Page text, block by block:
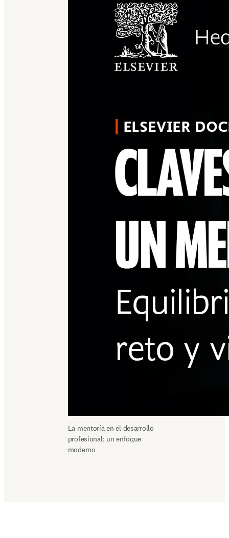
La mentoría en el desarrollo
profesional: un enfoque
moderno